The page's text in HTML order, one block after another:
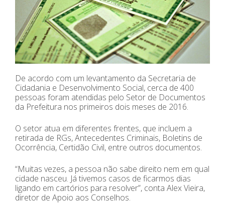
De acordo com um levantamento da Secretaria de
Cidadania e Desenvolvimento Social, cerca de 400
pessoas foram atendidas pelo Setor de Documentos
da Prefeitura nos primeiros dois meses de 2016.
O setor atua em diferentes frentes, que incluem a
retirada de RGs, Antecedentes Criminais, Boletins de
Ocorrência, Certidão Civil, entre outros documentos.
“Muitas vezes, a pessoa não sabe direito nem em qual
cidade nasceu. Já tivemos casos de ficarmos dias
ligando em cartórios para resolver”, conta Alex Vieira,
diretor de Apoio aos Conselhos.